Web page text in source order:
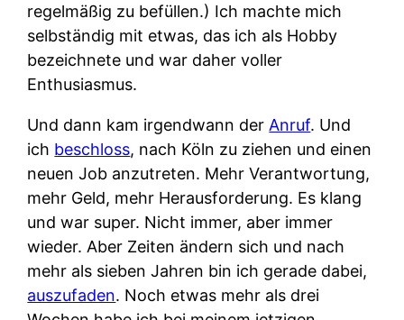
regelmäßig zu befüllen.) Ich machte mich
selbständig mit etwas, das ich als Hobby
bezeichnete und war daher voller
Enthusiasmus.
Und dann kam irgendwann der Anruf. Und
ich beschloss, nach Köln zu ziehen und einen
neuen Job anzutreten. Mehr Verantwortung,
mehr Geld, mehr Herausforderung. Es klang
und war super. Nicht immer, aber immer
wieder. Aber Zeiten ändern sich und nach
mehr als sieben Jahren bin ich gerade dabei,
auszufaden. Noch etwas mehr als drei